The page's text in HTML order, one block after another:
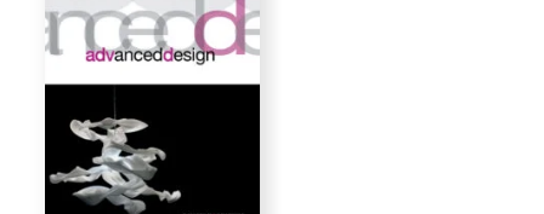
Proposte di pubblicazione
Gangemi Editore
Newsletter